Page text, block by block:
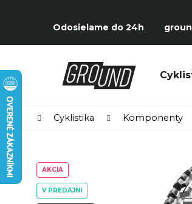
Odosielame do 24h
DomovCyklistika Komponenty
AKCIA
V PREDAJNI
š
í
k
Späť
do
obchodu
Späť
do
obchodu
Čo potrebujete nájsť?